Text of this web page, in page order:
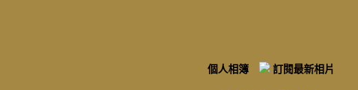
個人相簿 訂閱最新相片